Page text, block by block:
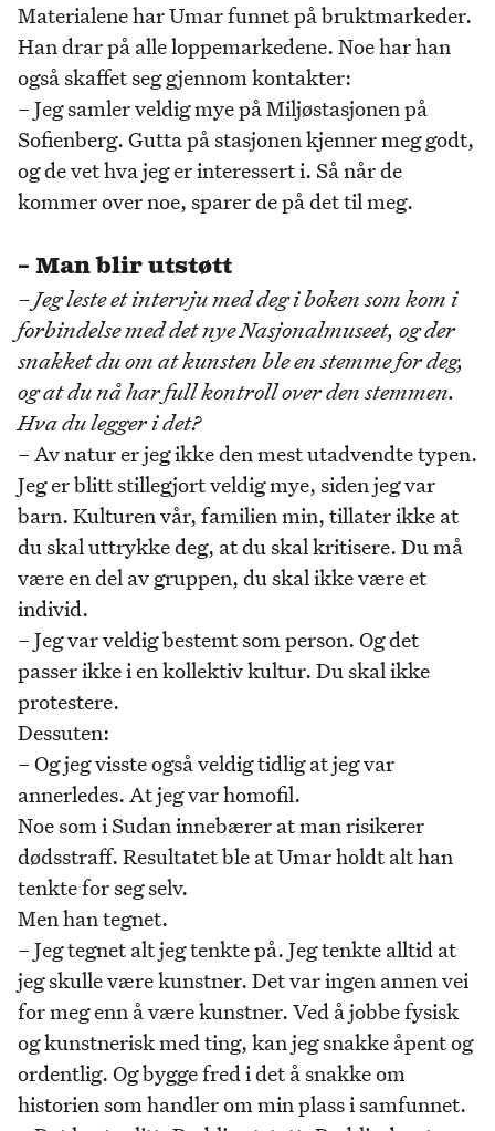
Materialene har Umar funnet på bruktmarkeder.
Han drar på alle loppemarkedene. Noe har han
også skaffet seg gjennom kontakter:
– Jeg samler veldig mye på Miljøstasjonen på
Sofienberg. Gutta på stasjonen kjenner meg godt,
og de vet hva jeg er interessert i. Så når de
kommer over noe, sparer de på det til meg.
– Man blir utstøtt
– Jeg leste et intervju med deg i boken som kom i
forbindelse med det nye Nasjonalmuseet, og der
snakket du om at kunsten ble en stemme for deg,
og at du nå har full kontroll over den stemmen.
Hva du legger i det?
– Av natur er jeg ikke den mest utadvendte typen.
Jeg er blitt stillegjort veldig mye, siden jeg var
barn. Kulturen vår, familien min, tillater ikke at
du skal uttrykke deg, at du skal kritisere. Du må
være en del av gruppen, du skal ikke være et
individ.
– Jeg var veldig bestemt som person. Og det
passer ikke i en kollektiv kultur. Du skal ikke
protestere.
Dessuten:
– Og jeg visste også veldig tidlig at jeg var
annerledes. At jeg var homofil.
Noe som i Sudan innebærer at man risikerer
dødsstraff. Resultatet ble at Umar holdt alt han
tenkte for seg selv.
Men han tegnet.
– Jeg tegnet alt jeg tenkte på. Jeg tenkte alltid at
jeg skulle være kunstner. Det var ingen annen vei
for meg enn å være kunstner. Ved å jobbe fysisk
og kunstnerisk med ting, kan jeg snakke åpent og
ordentlig. Og bygge fred i det å snakke om
historien som handler om min plass i samfunnet.